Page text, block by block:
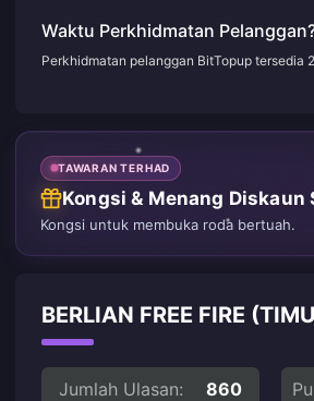
Waktu Perkhidmatan
Perkhidmatan pelanggan BitTopup tersedia
TAWARAN TERHAD
Kongsi & Menang Diskaun
Kongsi untuk membuka roda bertuah.
BERLIAN FREE FIRE
Jumlah Ulasan: 860